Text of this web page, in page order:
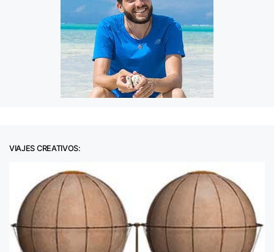
VIAJES CREATIVOS: